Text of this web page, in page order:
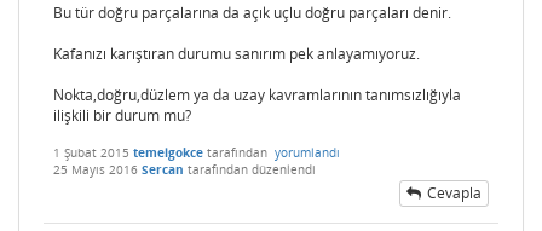
Bu tür doğru parçalarına da açık uçlu doğru parçaları denir.
Kafanızı karıştıran durumu sanırım pek anlayamıyoruz.
Nokta,doğru,düzlem ya da uzay kavramlarının tanımsızlığıyla
ilişkili bir durum mu?
1 Şubat 2015 temelgokce tarafından yorumlandı
25 Mayıs 2016 Sercan tarafından düzenlendi
Cevapla